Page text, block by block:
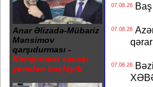
Anar Əlizadə-Mübariz
Mənsimov
qarşıdurması -
Kompromat savaşı
yenidən başlayıb
07.08.26Baş
07.08.26
07.08.26Bəzi